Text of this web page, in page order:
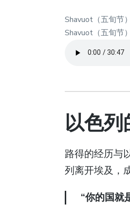
Shavuot（五旬节
Shavuot（五旬节
以色列
路得的经历与
列离开埃及，
“你的国就